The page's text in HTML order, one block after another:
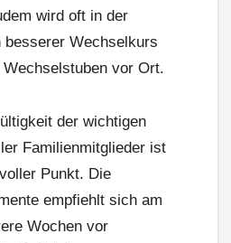
wird oft in der
besserer Wechselkurs
vor Ort.
der wichtigen
Familienmitglieder ist
Punkt. Die
empfiehlt sich am
Wochen vor